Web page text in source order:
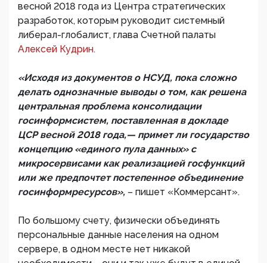
весной 2018 года из Центра стратегических
разработок, которым руководит системный
либерал-глобалист, глава Счетной палаты
Алексей Кудрин.
«Исходя из документов о НСУД, пока сложно
делать однозначные выводы о том, как решена
центральная проблема консолидации
госинформсистем, поставленная в докладе
ЦСР весной 2018 года,— примет ли государство
концепцию «единого пула данных» с
микросервисами как реализацией госфункций
или же предпочтет постепенное объединение
госинформресурсов», – пишет «Коммерсант».
По большому счету, физически объединять
персональные данные населения на одном
сервере, в одном месте нет никакой